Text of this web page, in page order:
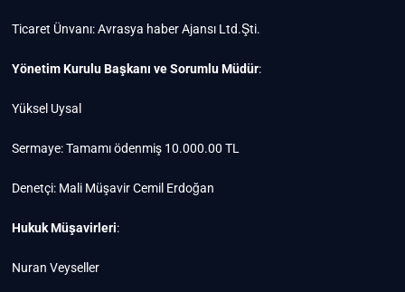
Ticaret Ünvanı: Avrasya haber Ajansı Ltd.Şti.
Yönetim Kurulu Başkanı ve Sorumlu Müdür:
Yüksel Uysal
Sermaye: Tamamı ödenmiş 10.000.00 TL
Denetçi: Mali Müşavir Cemil Erdoğan
Hukuk Müşavirleri:
Nuran Veyseller